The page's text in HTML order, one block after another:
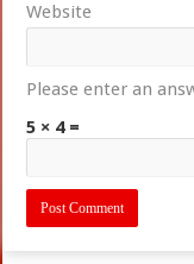
Website
Please enter an
5 × 4 =